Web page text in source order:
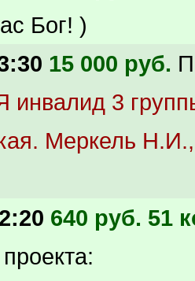
Бог! )
15 000 руб.
инвалид 3
Меркель
640 руб. 51